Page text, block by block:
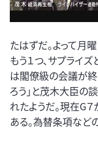
たはずだ。よって月
もう１つ、サプライ
は閣僚級の会議が
ろう」と茂木大臣の
れたようだ。現在G
ある。為替条項など